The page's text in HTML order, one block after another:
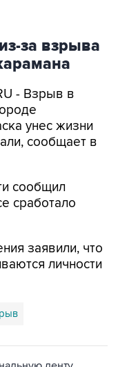
за взрыва
- Взрыв в
унес жизни
сообщает в
сообщил
сработало
заявили, что
личности